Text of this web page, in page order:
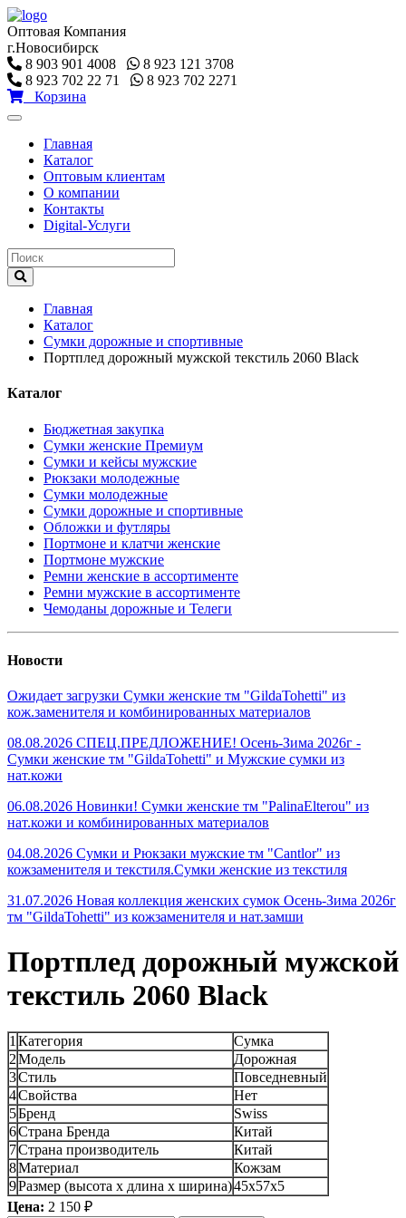
Оптовая Компания
г.Новосибирск
8 903 901 4008
8 923 121 3708
8 923 702 22 71
8 923 702 2271
Корзина
Toggle
navigationГлавная
Каталог
Оптовым клиентам
О компании
Контакты
Digital-Услуги
Главная
Каталог
Сумки дорожные и спортивные
Портплед дорожный мужской текстиль 2060 Black
Каталог
Бюджетная закупка
Сумки женские Премиум
Сумки и кейсы мужские
Рюкзаки молодежные
Сумки молодежные
Сумки дорожные и спортивные
Обложки и футляры
Портмоне и клатчи женские
Портмоне мужские
Ремни женские в ассортименте
Ремни мужские в ассортименте
Чемоданы дорожные и Телеги
Новости
Ожидает загрузки Сумки женские тм "GildaTohetti" из
кож.заменителя и комбинированных материалов
08.08.2026 СПЕЦ.ПРЕДЛОЖЕНИЕ! Осень-Зима 2026г -
Сумки женские тм "GildaTohetti" и Мужские сумки из
нат.кожи
06.08.2026 Новинки! Сумки женские тм "PalinaElterou" из
нат.кожи и комбинированных материалов
04.08.2026 Сумки и Рюкзаки мужские тм "Cantlor" из
кожзаменителя и текстиля.Сумки женские из текстиля
31.07.2026 Новая коллекция женских сумок Осень-Зима 2026г
тм "GildaTohetti" из кожзаменителя и нат.замши
Портплед дорожный мужской
текстиль 2060 Black
1 Категория
Сумка
2Модель
Дорожная
3Стиль
Повседневный
4Свойства
Нет
5Бренд
Swiss
6Страна Бренда
Китай
7Страна производитель
Китай
8Материал
Кожзам
9Размер (высота х длина х ширина)45x57x5
Цена: 2 150 ₽